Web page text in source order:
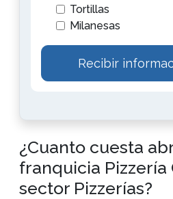
Tortillas
Milanesas
Recibir
¿Cuanto cuesta
franquicia Pizzería
sector Pizzerías?